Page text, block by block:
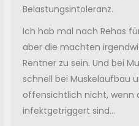
Belastungsintoleranz.
Ich hab mal nach Rehas
aber die machten
Rentner zu sein. Und bei
schnell bei Muskelaufbau
offensichtlich nicht, wenn
infektgetriggert sind...